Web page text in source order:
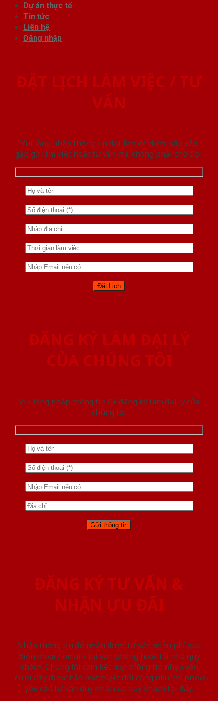
Dự án thực tế
Tin tức
Liên hệ
Đăng nhập
ĐẶT LỊCH LÀM VIỆC / TƯ
VẤN
Vui lòng nhập thông tin đặt lịch để được sắp xếp
gặp gỡ làm việc hoăc tư vấn mà không phải chờ đợi.
ĐĂNG KÝ LÀM ĐẠI LÝ
CỦA CHÚNG TÔI
Vui lòng nhập thông tin để đăng ký làm đại lý của
chúng tôi
ĐĂNG KÝ TƯ VẤN &
NHẬN ƯU ĐÃI
Nhập thông tin để nhận được tư vấn miễn phí qua
điện thoại / email/ tại văn phòng hoặc tại nhà quý
khách. Chúng tôi cam kết mọi thông tin nhập vào
dưới đây được bảo mật tuyệt đối cũng như chỉ phục vụ
yêu cầu tư vấn duy nhất của quý khách tại đây.